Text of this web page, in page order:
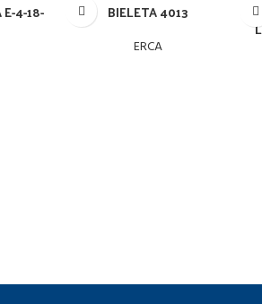
E-4-18- BIELETA 4013
ERCA